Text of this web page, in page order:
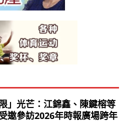
」光芒：江錦鑫、陳鍵榕等
邀參訪2026年時報廣場跨年